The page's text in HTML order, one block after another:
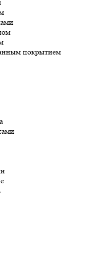
покрытием